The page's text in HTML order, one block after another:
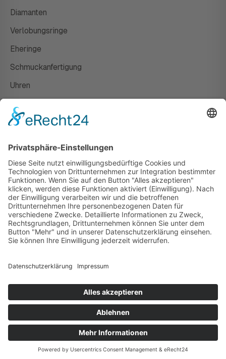
Diamanten
Verlobungsringe
Eheringe
Schmuckanfertigung
Uhren
Susanne Steiger
Geschäfte
Newsletter
Kontakt
© 2026 JUWELIER STEIGER
VERTRAG WIDERRUFEN
PERFORMANCE BY ·GREITMANN